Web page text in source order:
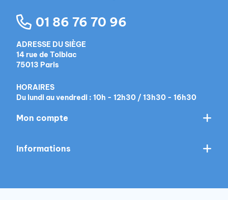
01 86 76 70 96
ADRESSE DU SIÈGE
14 rue de Tolbiac
75013 Paris
HORAIRES
Du lundi au vendredi : 10h - 12h30 / 13h30 - 16h30
Mon compte
Informations